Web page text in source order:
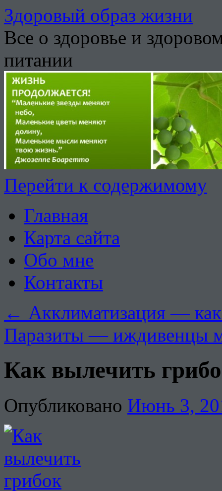
Здоровый образ жизни
Все о здоровье и
питании
Перейти к содержимому
Главная
Карта сайта
Обо мне
Контакты
← Акклиматизация —
Паразиты — иждивенцы
Как вылечить
Опубликовано Июнь 3,